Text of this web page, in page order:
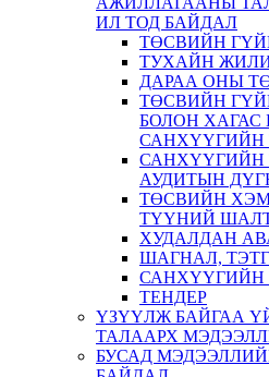
ИЛ ТОД БАЙДАЛ
ТӨСВИЙН
ТУХАЙН
ДАРАА ОНЫ
ТӨСВИЙН
БОЛОН
САНХҮҮГИЙН
САНХҮҮГИЙН
АУДИТЫН
ТӨСВИЙН
ТҮҮНИЙ
ХУДАЛДАН
ШАГНАЛ,
САНХҮҮГИЙН
ТЕНДЕР
ҮЗҮҮЛЖ БАЙГАА
ТАЛААРХ
БУСАД